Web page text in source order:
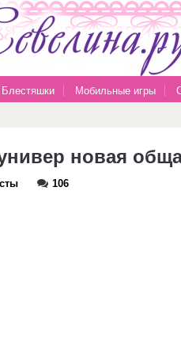
Блестяшки Мобильные игры
новая
106